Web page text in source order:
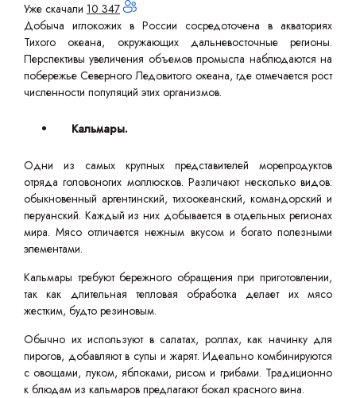
Уже скачали 10 347
Добыча иглокожих в России сосредоточена в акваториях
Тихого океана, окружающих дальневосточные регионы.
Перспективы увеличения объемов промысла наблюдаются на
побережье Северного Ледовитого океана, где отмечается рост
численности популяций этих организмов.
Кальмары.
Одни из самых крупных представителей морепродуктов
отряда головоногих моллюсков. Различают несколько видов:
обыкновенный аргентинский, тихоокеанский, командорский и
перуанский. Каждый из них добывается в отдельных регионах
мира. Мясо отличается нежным вкусом и богато полезными
элементами.
Кальмары требуют бережного обращения при приготовлении,
так как длительная тепловая обработка делает их мясо
жестким, будто резиновым.
Обычно их используют в салатах, роллах, как начинку для
пирогов, добавляют в супы и жарят. Идеально комбинируются
с овощами, луком, яблоками, рисом и грибами. Традиционно
к блюдам из кальмаров предлагают бокал красного вина.